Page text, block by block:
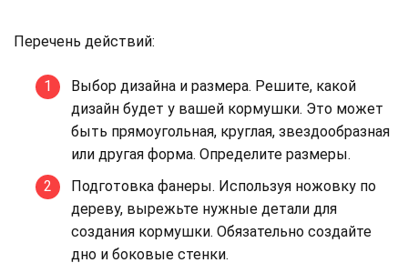
Перечень действий:
Выбор дизайна и размера. Решите, какой
дизайн будет у вашей кормушки. Это может
быть прямоугольная, круглая, звездообразная
или другая форма. Определите размеры.
Подготовка фанеры. Используя ножовку по
дереву, вырежьте нужные детали для
создания кормушки. Обязательно создайте
дно и боковые стенки.